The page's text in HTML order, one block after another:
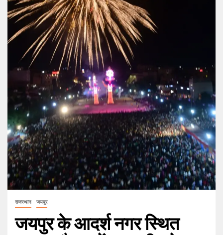
राजस्थान जयपुर
जयपुर के आदर्श नगर स्थित